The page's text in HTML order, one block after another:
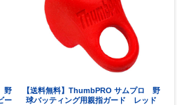
野
ー
【送料無料】ThumbPRO サムプロ 野
球バッティング用親指ガード レッド